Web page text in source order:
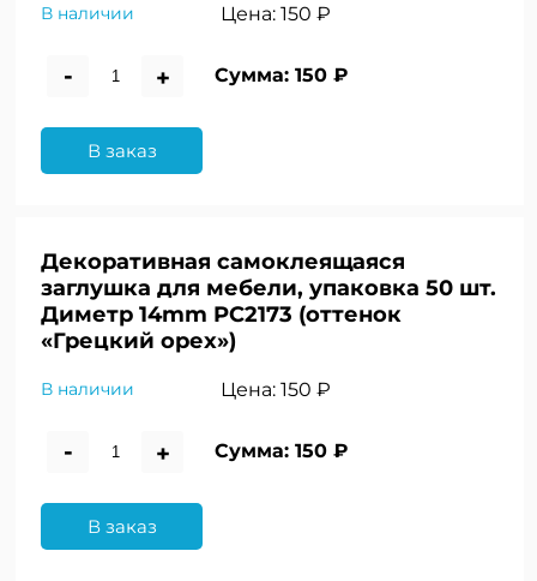
В наличии Цена:150 ₽
- + Сумма:150 ₽
В заказ
Декоративная самоклеящаяся
заглушка для мебели, упаковка 50 шт.
Диметр 14mm PC2173 (оттенок
«Грецкий орех»)
В наличии Цена:150 ₽
- + Сумма:150 ₽
В заказ